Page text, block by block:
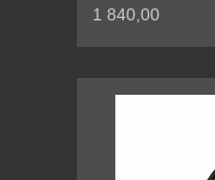
1 840,00